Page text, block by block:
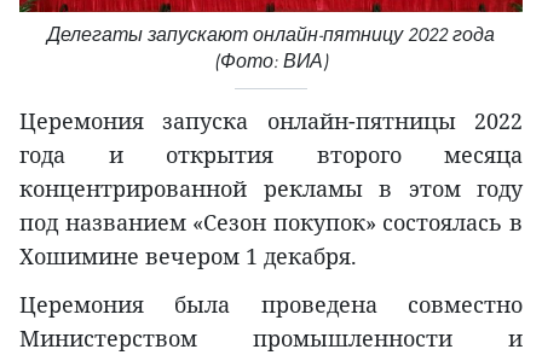
Делегаты запускают онлайн-пятницу 2022 года
(Фото: ВИА)
Церемония запуска онлайн-пятницы 2022
года и открытия второго месяца
концентрированной рекламы в этом году
под названием «Сезон покупок» состоялась в
Хошимине вечером 1 декабря.
Церемония была проведена совместно
Министерством промышленности и